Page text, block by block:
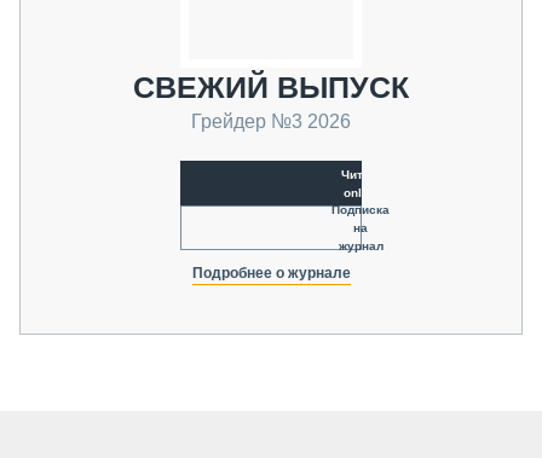
СВЕЖИЙ ВЫПУСК
Грейдер №3 2026
Читать
online
Подписка
на
журнал
Подробнее о журнале